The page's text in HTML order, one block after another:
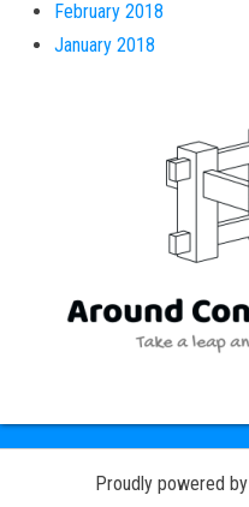
February 2018
January 2018
Proudly powered by